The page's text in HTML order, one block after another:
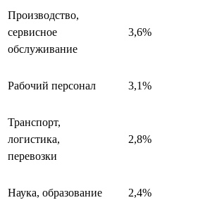
Производство,
сервисное
обслуживание
3,6%
Рабочий персонал 3,1%
Транспорт,
логистика,
перевозки
2,8%
Наука, образование 2,4%